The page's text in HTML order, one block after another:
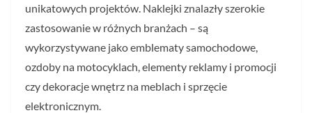
unikatowych projektów. Naklejki znalazły szerokie
zastosowanie w różnych branżach – są
wykorzystywane jako emblematy samochodowe,
ozdoby na motocyklach, elementy reklamy i promocji
czy dekoracje wnętrz na meblach i sprzęcie
elektronicznym.